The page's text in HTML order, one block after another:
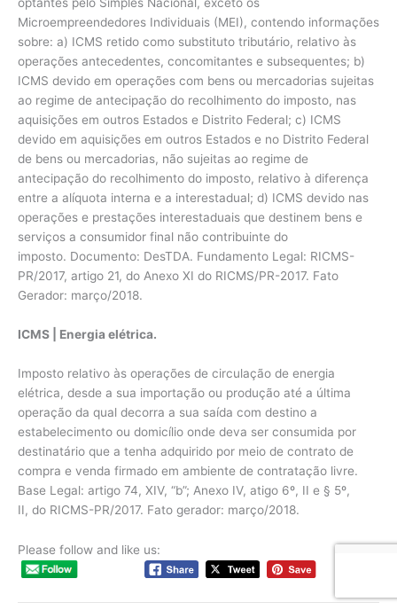
Microempreendedores Individuais (MEI), contendo informações
sobre: a) ICMS retido como substituto tributário, relativo às
operações antecedentes, concomitantes e subsequentes; b)
ICMS devido em operações com bens ou mercadorias sujeitas
ao regime de antecipação do recolhimento do imposto, nas
aquisições em outros Estados e Distrito Federal; c) ICMS
devido em aquisições em outros Estados e no Distrito Federal
de bens ou mercadorias, não sujeitas ao regime de
antecipação do recolhimento do imposto, relativo à diferença
entre a alíquota interna e a interestadual; d) ICMS devido nas
operações e prestações interestaduais que destinem bens e
serviços a consumidor final não contribuinte do
imposto. Documento: DesTDA. Fundamento Legal: RICMS-
PR/2017, artigo 21, do Anexo XI do RICMS/PR-2017. Fato
Gerador: março/2018.
ICMS | Energia elétrica.
Imposto relativo às operações de circulação de energia
elétrica, desde a sua importação ou produção até a última
operação da qual decorra a sua saída com destino a
estabelecimento ou domicílio onde deva ser consumida por
destinatário que a tenha adquirido por meio de contrato de
compra e venda firmado em ambiente de contratação livre.
Base Legal: artigo 74, XIV, “b”; Anexo IV, atigo 6º, II e § 5º,
II, do RICMS-PR/2017. Fato gerador: março/2018.
Please follow and like us: